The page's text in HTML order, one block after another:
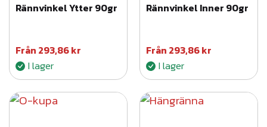
Rännvinkel Ytter 90gr
Från 293,86kr
I lager
Rännvinkel Inner 90gr
Från 293,86kr
I lager